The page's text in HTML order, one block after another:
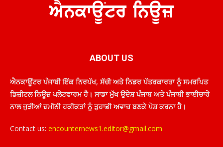
ABOUT US
ਐਨਕਾਊਂਟਰ ਪੰਜਾਬੀ ਇੱਕ ਨਿਰਪੱਖ, ਸੱਚੀ ਅਤੇ ਨਿਡਰ ਪੱਤਰਕਾਰਤਾ ਨੂੰ ਸਮਰਪਿਤ
ਡਿਜ਼ੀਟਲ ਨਿਊਜ਼ ਪਲੇਟਫਾਰਮ ਹੈ। ਸਾਡਾ ਮੁੱਖ ਉਦੇਸ਼ ਪੰਜਾਬ ਅਤੇ ਪੰਜਾਬੀ ਭਾਈਚਾਰੇ
ਨਾਲ ਜੁੜੀਆਂ ਜ਼ਮੀਨੀ ਹਕੀਕਤਾਂ ਨੂੰ ਤੁਹਾਡੀ ਅਵਾਜ਼ ਬਣਕੇ ਪੇਸ਼ ਕਰਨਾ ਹੈ।
Contact us: encounternews1.editor@gmail.com